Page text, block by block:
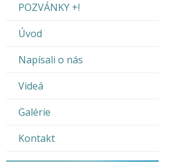
POZVÁNKY +!
Úvod
Napísali o nás
Videá
Galérie
Kontakt